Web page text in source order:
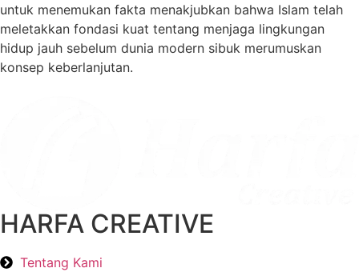
untuk menemukan fakta menakjubkan bahwa Islam telah
meletakkan fondasi kuat tentang menjaga lingkungan
hidup jauh sebelum dunia modern sibuk merumuskan
konsep keberlanjutan.
HARFA CREATIVE
Tentang Kami